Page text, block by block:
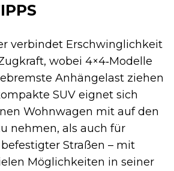
verbindet Erschwinglichkeit
wobei 4×4‑Modelle
Anhängelast ziehen
SUV eignet sich
Wohnwagen mit auf den
nehmen, als auch für
Straßen – mit
Möglichkeiten in seiner